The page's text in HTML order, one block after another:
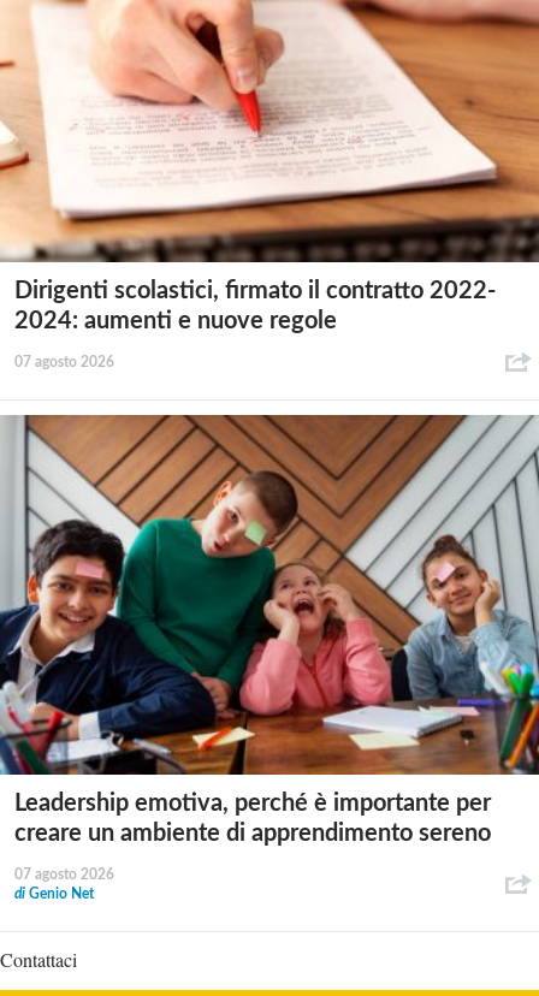
Dirigenti scolastici, firmato il contratto 2022-
2024: aumenti e nuove regole
07 agosto 2026
Leadership emotiva, perché è importante per
creare un ambiente di apprendimento sereno
07 agosto 2026
di Genio Net
Contattaci